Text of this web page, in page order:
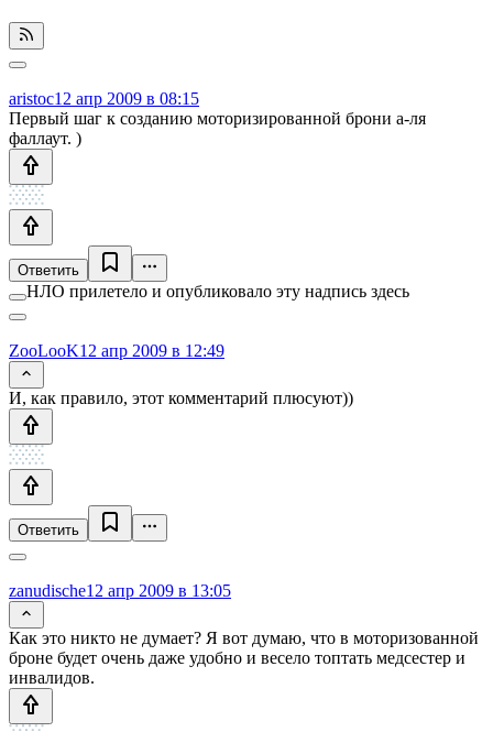
aristoc12 апр 2009 в 08:15
Первый шаг к созданию моторизированной брони а-ля
фаллаут. )
Ответить
НЛО прилетело и опубликовало эту надпись здесь
ZooLooK12 апр 2009 в 12:49
И, как правило, этот комментарий плюсуют))
Ответить
zanudische12 апр 2009 в 13:05
Как это никто не думает? Я вот думаю, что в моторизованной
броне будет очень даже удобно и весело топтать медсестер и
инвалидов.